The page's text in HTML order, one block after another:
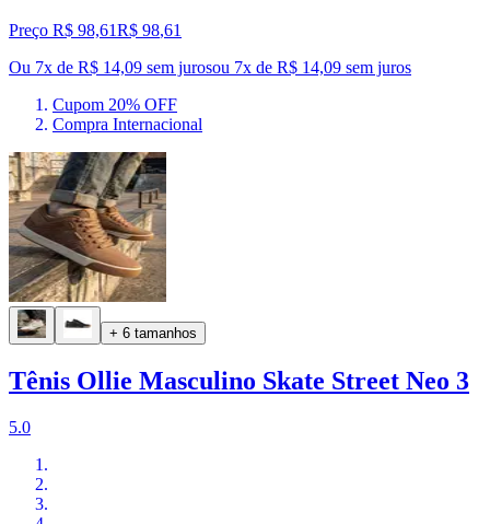
Preço R$ 98,61R$ 98,61
Ou 7x de R$ 14,09 sem jurosou 7x de R$ 14,09 sem juros
Cupom 20% OFF
Compra Internacional
+ 6 tamanhos
Tênis Ollie Masculino Skate Street Neo 3
5.0